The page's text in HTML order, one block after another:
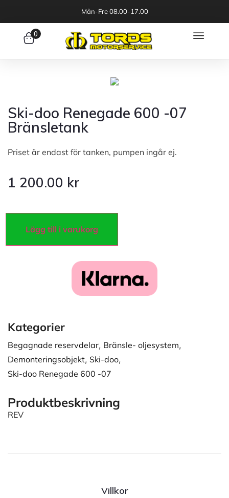
Mån-Fre 08.00-17.00
0
Ski-doo Renegade 600 -07
Bränsletank
Priset är endast för tanken, pumpen ingår ej.
1 200.00 kr
Lägg till i varukorg
Kategorier
Begagnade reservdelar, Bränsle- oljesystem,
Demonteringsobjekt, Ski-doo,
Ski-doo Renegade 600 -07
Produktbeskrivning
REV
Villkor